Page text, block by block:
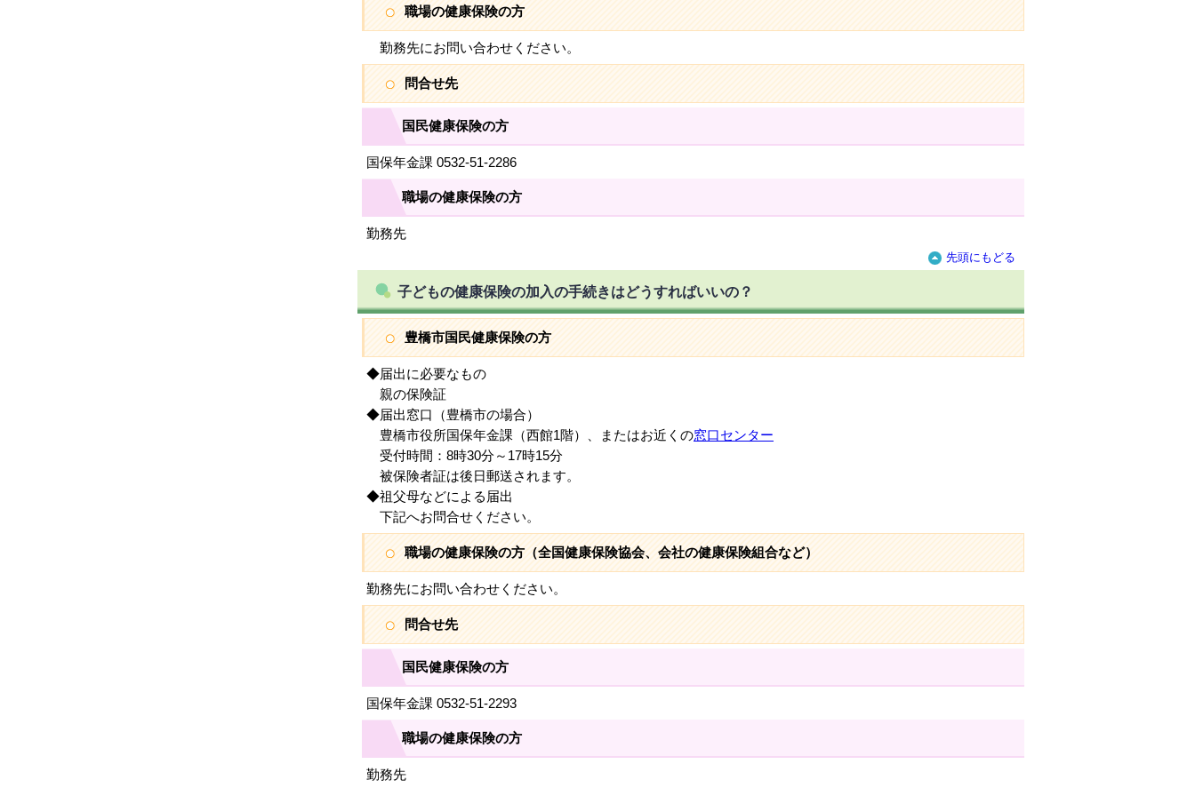
職場の健康保険の方
勤務先にお問い合わせください。
問合せ先
国民健康保険の方
国保年金課 0532-51-2286
職場の健康保険の方
勤務先
先頭にもどる
子どもの健康保険の加入の手続きはどうすればいいの？
豊橋市国民健康保険の方
◆届出に必要なもの
親の保険証
◆届出窓口（豊橋市の場合）
豊橋市役所国保年金課（西館1階）、またはお近くの窓口センター
受付時間：8時30分～17時15分
被保険者証は後日郵送されます。
◆祖父母などによる届出
下記へお問合せください。
職場の健康保険の方（全国健康保険協会、会社の健康保険組合など）
勤務先にお問い合わせください。
問合せ先
国民健康保険の方
国保年金課 0532-51-2293
職場の健康保険の方
勤務先